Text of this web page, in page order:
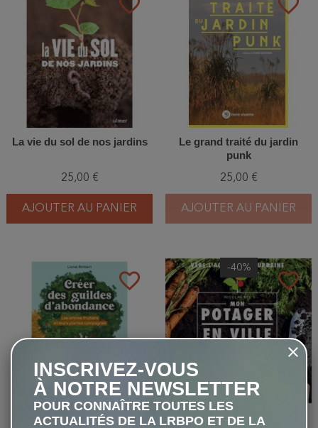
La vie du sol de nos jardins
25,00 €
AJOUTER AU PANIER
Le grand traité du jardin
punk
25,00 €
AJOUTER AU PANIER
favorite_border
Créer des guildes
favorite_border
-40%
Mon potager en ville - Pour
INSCRIVEZ-VOUS
À NOTRE NEWSLETTER
POUR CONNAÎTRE TOUTES LES
ACTUALITÉS DE LA LRBPO ET DE LA